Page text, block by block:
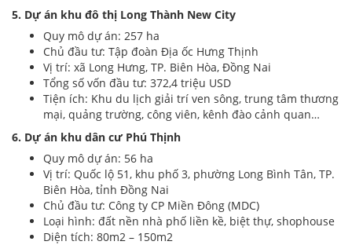
5. Dự án khu đô thị Long Thành New City
Quy mô dự án: 257 ha
Chủ đầu tư: Tập đoàn Địa ốc Hưng Thịnh
Vị trí: xã Long Hưng, TP. Biên Hòa, Đồng Nai
Tổng số vốn đầu tư: 372,4 triệu USD
Tiện ích: Khu du lịch giải trí ven sông, trung tâm thương
mại, quảng trường, công viên, kênh đào cảnh quan…
6. Dự án khu dân cư Phú Thịnh
Quy mô dự án: 56 ha
Vị trí: Quốc lộ 51, khu phố 3, phường Long Bình Tân, TP.
Biên Hòa, tỉnh Đồng Nai
Chủ đầu tư: Công ty CP Miền Đông (MDC)
Loại hình: đất nền nhà phố liền kề, biệt thự, shophouse
Diện tích: 80m2 – 150m2